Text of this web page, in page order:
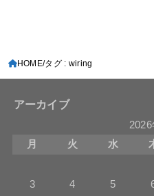
HOME タグ : wiring
アーカイブ
2026
月
火 水
3
4 5